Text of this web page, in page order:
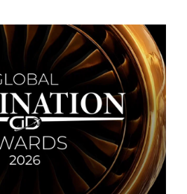
Московской недели
1000 заявок